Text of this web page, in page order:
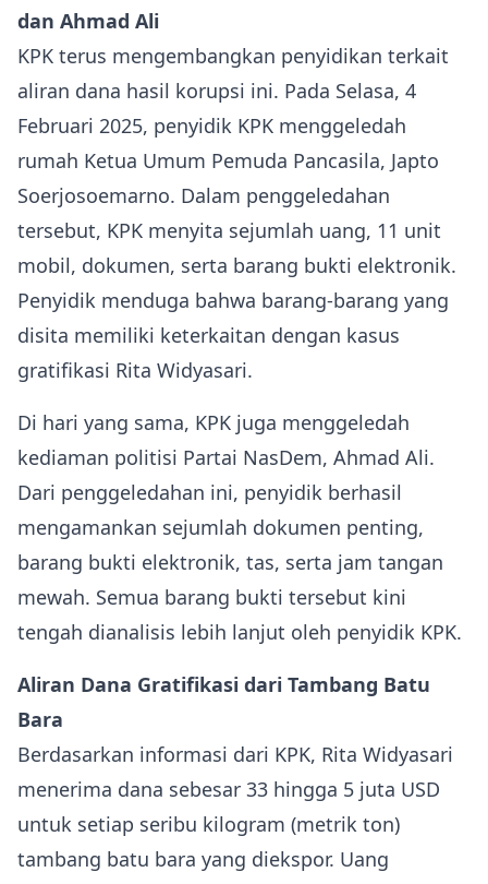
dan Ahmad Ali
KPK terus mengembangkan penyidikan terkait
aliran dana hasil korupsi ini. Pada Selasa, 4
Februari 2025, penyidik KPK menggeledah
rumah Ketua Umum Pemuda Pancasila, Japto
Soerjosoemarno. Dalam penggeledahan
tersebut, KPK menyita sejumlah uang, 11 unit
mobil, dokumen, serta barang bukti elektronik.
Penyidik menduga bahwa barang-barang yang
disita memiliki keterkaitan dengan kasus
gratifikasi Rita Widyasari.
Di hari yang sama, KPK juga menggeledah
kediaman politisi Partai NasDem, Ahmad Ali.
Dari penggeledahan ini, penyidik berhasil
mengamankan sejumlah dokumen penting,
barang bukti elektronik, tas, serta jam tangan
mewah. Semua barang bukti tersebut kini
tengah dianalisis lebih lanjut oleh penyidik KPK.
Aliran Dana Gratifikasi dari Tambang Batu
Bara
Berdasarkan informasi dari KPK, Rita Widyasari
menerima dana sebesar 33 hingga 5 juta USD
untuk setiap seribu kilogram (metrik ton)
tambang batu bara yang diekspor. Uang